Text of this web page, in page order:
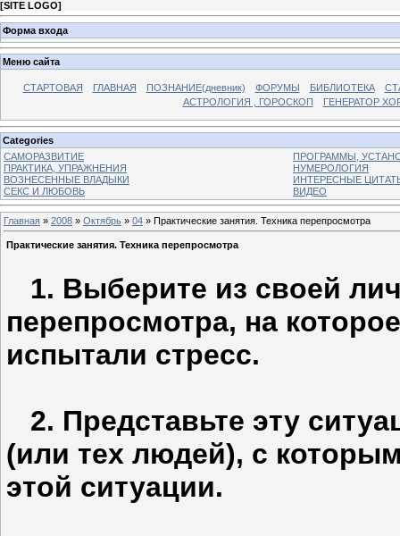
[SITE LOGO]
Форма входа
Меню сайта
СТАРТОВАЯ ГЛАВНАЯ ПОЗНАНИЕ(дневник) ФОРУМЫ БИБЛИОТЕКА
АСТРОЛОГИЯ , ГОРОСКОП
ГЕНЕРАТОР
Categories
САМОРАЗВИТИЕ
ПРОГРАММЫ,
ПРАКТИКА, УПРАЖНЕНИЯ
НУМЕРОЛОГИЯ
ВОЗНЕСЕННЫЕ ВЛАДЫКИ
ИНТЕРЕСНЫЕ
СЕКС И ЛЮБОВЬ
ВИДЕО
Главная » 2008 » Октябрь » 04 » Практические занятия. Техника перепросмотра
Практические занятия. Техника перепросмотра
1. Выберите из своей
перепросмотра, на
испытали стресс.
2. Представьте эту
(или тех людей), с
этой ситуации.